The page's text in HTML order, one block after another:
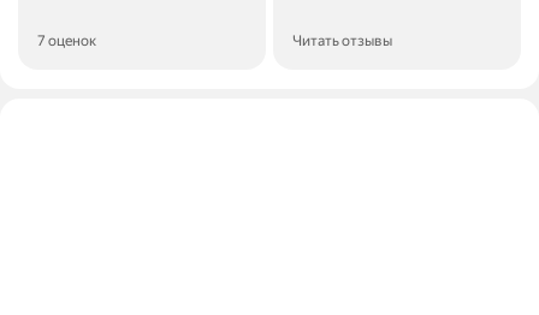
7 оценок Читать отзывы